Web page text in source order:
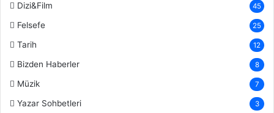
Dizi&Film 45
Felsefe 25
Tarih 12
Bizden Haberler 8
Müzik 7
Yazar Sohbetleri 3